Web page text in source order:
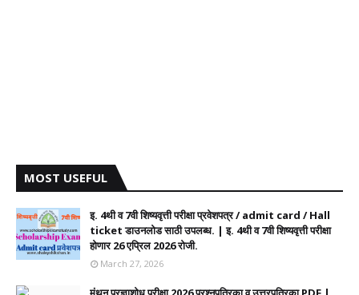
MOST USEFUL
इ. 4थी व 7वी शिष्यवृत्ती परीक्षा प्रवेशपत्र / admit card / Hall
ticket डाउनलोड साठी उपलब्ध. | इ. 4थी व 7वी शिष्यवृत्ती परीक्षा
होणार 26 एप्रिल 2026 रोजी.
March 27, 2026